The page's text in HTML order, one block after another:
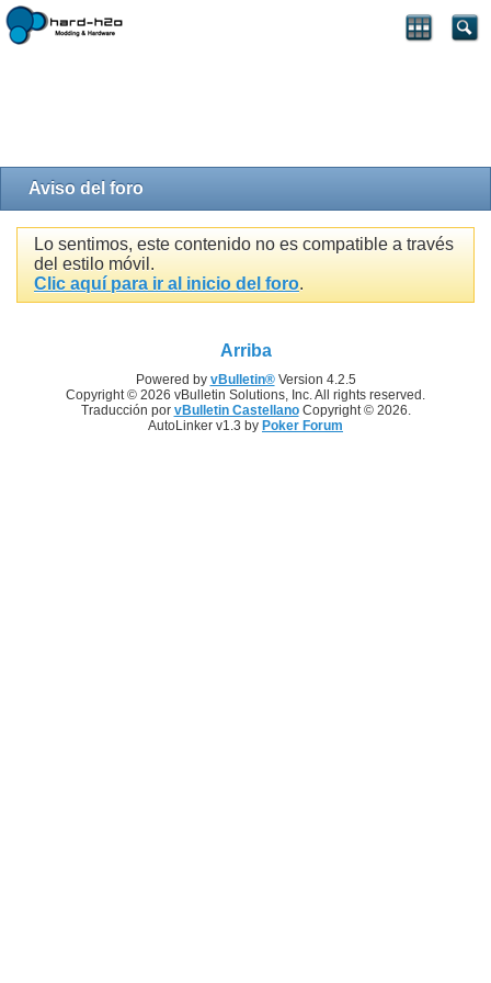
Aviso del foro
Lo sentimos, este contenido no es compatible a través
del estilo móvil.
Clic aquí para ir al inicio del foro.
Arriba
Powered by vBulletin®Version 4.2.5
Copyright © 2026 vBulletin Solutions, Inc. All rights reserved.
Traducción por vBulletin CastellanoCopyright © 2026.
AutoLinker v1.3 by Poker Forum